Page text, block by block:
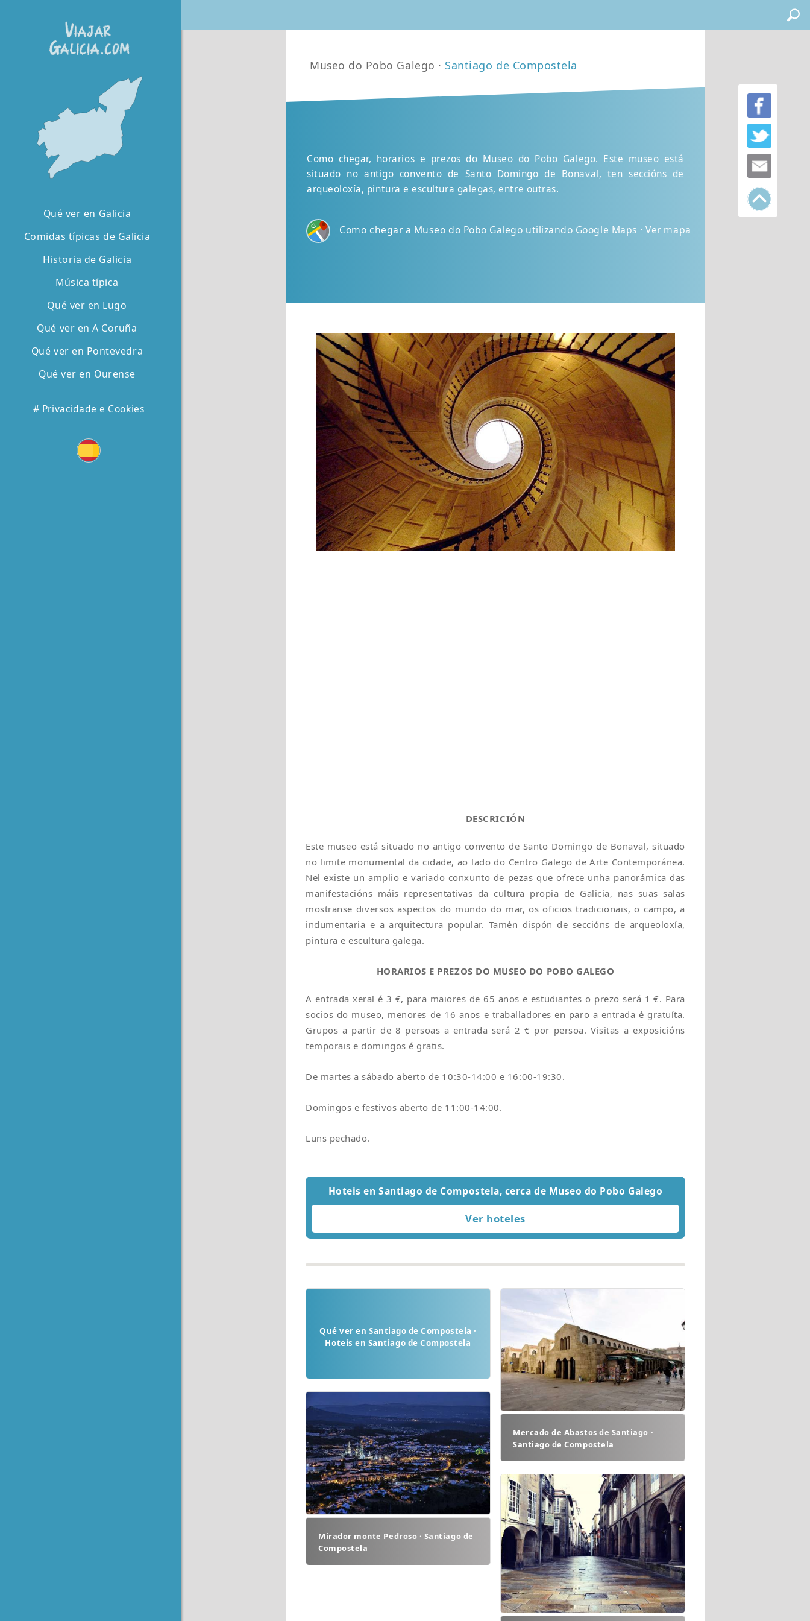
Museo do Pobo Galego · Santiago de Compostela
Como chegar, horarios e prezos do Museo do Pobo Galego. Este museo está
situado no antigo convento de Santo Domingo de Bonaval, ten seccións de
arqueoloxía, pintura e escultura galegas, entre outras.
Como chegar a Museo do Pobo Galego utilizando Google Maps · Ver mapa
DESCRICIÓN
Este museo está situado no antigo convento de Santo Domingo de Bonaval, situado
no limite monumental da cidade, ao lado do Centro Galego de Arte Contemporánea.
Nel existe un amplio e variado conxunto de pezas que ofrece unha panorámica das
manifestacións máis representativas da cultura propia de Galicia, nas suas salas
mostranse diversos aspectos do mundo do mar, os oficios tradicionais, o campo, a
indumentaria e a arquitectura popular. Tamén dispón de seccións de arqueoloxía,
pintura e escultura galega.
HORARIOS E PREZOS DO MUSEO DO POBO GALEGO
A entrada xeral é 3 €, para maiores de 65 anos e estudiantes o prezo será 1 €. Para
socios do museo, menores de 16 anos e traballadores en paro a entrada é gratuíta.
Grupos a partir de 8 persoas a entrada será 2 € por persoa. Visitas a exposicións
temporais e domingos é gratis.
De martes a sábado aberto de 10:30-14:00 e 16:00-19:30.
Domingos e festivos aberto de 11:00-14:00.
Luns pechado.
Hoteis en Santiago de Compostela, cerca de Museo do Pobo Galego
Qué ver en Santiago de Compostela ·
Hoteis en Santiago de Compostela
Mercado de Abastos de Santiago ·
Santiago de Compostela
Mirador monte Pedroso · Santiago de
Compostela
Qué ver en Galicia
Comidas típicas de Galicia
Historia de Galicia
Música típica
Qué ver en Lugo
Qué ver en A Coruña
Qué ver en Pontevedra
Qué ver en Ourense
# Privacidade e Cookies